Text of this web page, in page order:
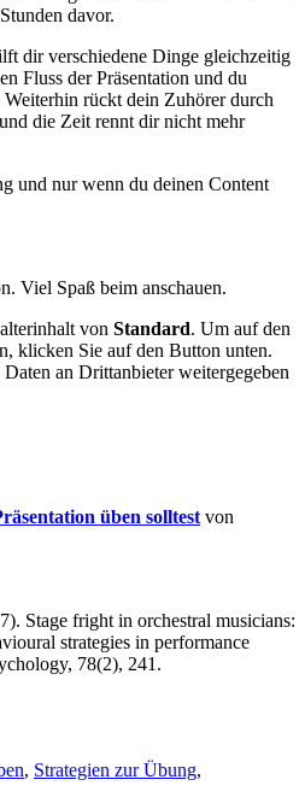
davor.
dir verschiedene Dinge gleichzeitig
Fluss der Präsentation und du
rückt dein Zuhörer durch
die Zeit rennt dir nicht mehr
und nur wenn du deinen Content
Viel Spaß beim anschauen.
von Standard. Um auf den
klicken Sie auf den Button unten.
an Drittanbieter weitergegeben
üben solltest von
Stage fright in orchestral musicians:
strategies in performance
78(2), 241.
, Strategien zur Übung,